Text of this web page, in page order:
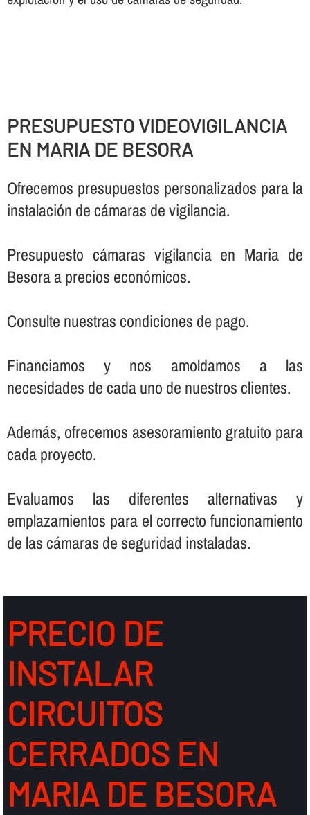
PRESUPUESTO VIDEOVIGILANCIA
EN MARIA DE BESORA
Ofrecemos presupuestos personalizados para la
instalación de cámaras de vigilancia.
Presupuesto cámaras vigilancia en Maria de
Besora a precios económicos.
Consulte nuestras condiciones de pago.
Financiamos y nos amoldamos a las
necesidades de cada uno de nuestros clientes.
Además, ofrecemos asesoramiento gratuito para
cada proyecto.
Evaluamos las diferentes alternativas y
emplazamientos para el correcto funcionamiento
de las cámaras de seguridad instaladas.
PRECIO DE
INSTALAR
CIRCUITOS
CERRADOS EN
MARIA DE BESORA